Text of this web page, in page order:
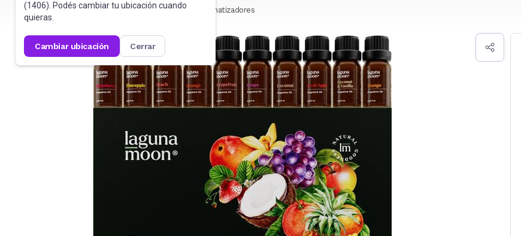
(1406). Podés cambiar tu ubicación cuando
quieras.
cambiar ubicación cerrar
Frávega Salud y Bienestar Humidificadores y aromatizadores